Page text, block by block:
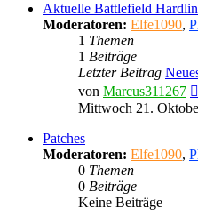
Aktuelle Battlefield
Moderatoren: Elfe1090,
1 Themen
1 Beiträge
Letzter Beitrag
von Marcus311267
Mittwoch 21.
Patches
Moderatoren: Elfe1090,
0 Themen
0 Beiträge
Keine Beiträge